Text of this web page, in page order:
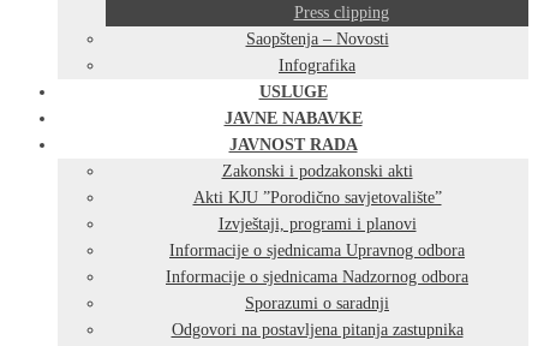
Press clipping
Saopštenja – Novosti
Infografika
USLUGE
JAVNE NABAVKE
JAVNOST RADA
Zakonski i podzakonski akti
Akti KJU ”Porodično savjetovalište”
Izvještaji, programi i planovi
Informacije o sjednicama Upravnog odbora
Informacije o sjednicama Nadzornog odbora
Sporazumi o saradnji
Odgovori na postavljena pitanja zastupnika